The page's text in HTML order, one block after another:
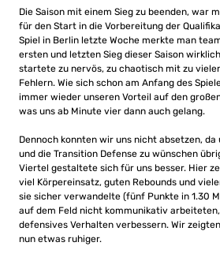
Die Saison mit einem Sieg zu beenden, war
für den Start in die Vorbereitung der
Spiel in Berlin letzte Woche merkte man
ersten und letzten Sieg dieser Saison
startete zu nervös, zu chaotisch mit zu
Fehlern. Wie sich schon am Anfang des
immer wieder unseren Vorteil auf den
was uns ab Minute vier dann auch gelang.
Dennoch konnten wir uns nicht absetzen,
und die Transition Defense zu wünschen
Viertel gestaltete sich für uns besser. Hier
viel Körpereinsatz, guten Rebounds und
sie sicher verwandelte (fünf Punkte in 1.30
auf dem Feld nicht kommunikativ
defensives Verhalten verbessern. Wir
nun etwas ruhiger.